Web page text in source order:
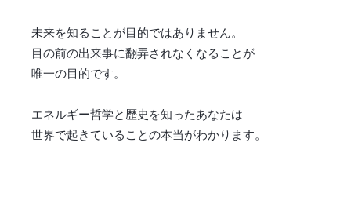
未来を知ることが目的ではありません。
目の前の出来事に翻弄されなくなることが
唯一の目的です。
エネルギー哲学と歴史を知ったあなたは
世界で起きていることの本当がわかります。